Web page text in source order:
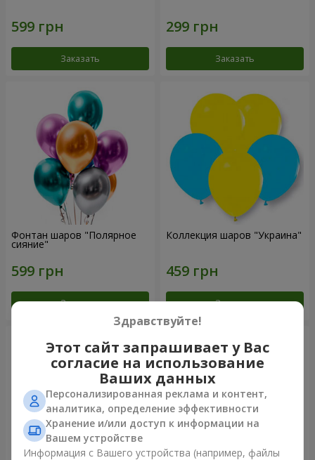
Заказать Заказать
Фонтан шаров "Полярное
сияние"
Заказать
Коллекция шаров "Украина"
Заказать
Здравствуйте!
Этот сайт запрашивает у Вас
согласие на использование
Ваших данных
Персонализированная реклама и контент,
аналитика, определение эффективности
Хранение и/или доступ к информации на
Вашем устройстве
Информация с Вашего устройства (например, файлы